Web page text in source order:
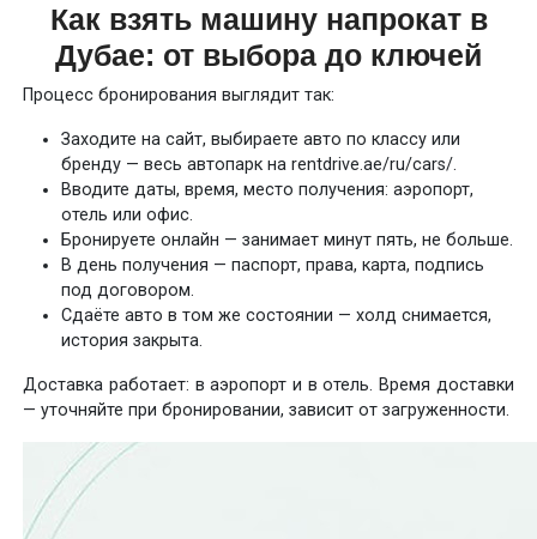
Как взять машину напрокат в
Дубае: от выбора до ключей
Процесс бронирования выглядит так:
Заходите на сайт, выбираете авто по классу или
бренду — весь автопарк на rentdrive.ae/ru/cars/.
Вводите даты, время, место получения: аэропорт,
отель или офис.
Бронируете онлайн — занимает минут пять, не больше.
В день получения — паспорт, права, карта, подпись
под договором.
Сдаёте авто в том же состоянии — холд снимается,
история закрыта.
Доставка работает: в аэропорт и в отель. Время доставки
— уточняйте при бронировании, зависит от загруженности.